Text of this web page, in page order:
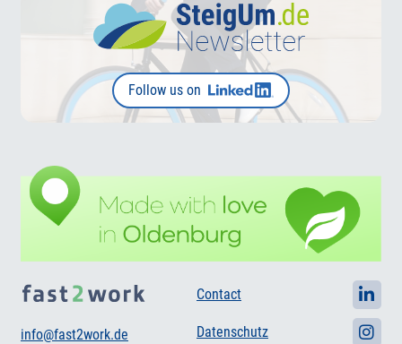
Follow us on
info@fast2work.de
Contact
Datenschutz